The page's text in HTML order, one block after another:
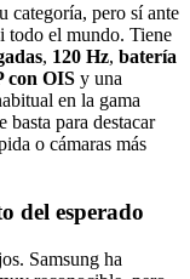
categoría, pero sí ante
todo el mundo. Tiene
, 120 Hz, batería
con OIS y una
en la gama
basta para destacar
o cámaras más
del esperado
Samsung ha